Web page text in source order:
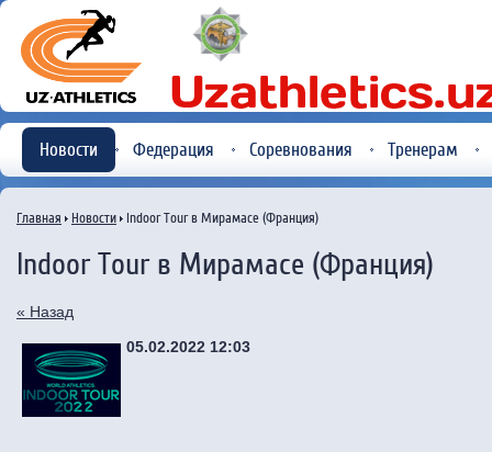
Новости Федерация Соревнования Тренерам
Главная Новости Indoor Tour в Мирамасе (Франция)
Indoor Tour в Мирамасе (Франция)
« Назад
05.02.2022 12:03